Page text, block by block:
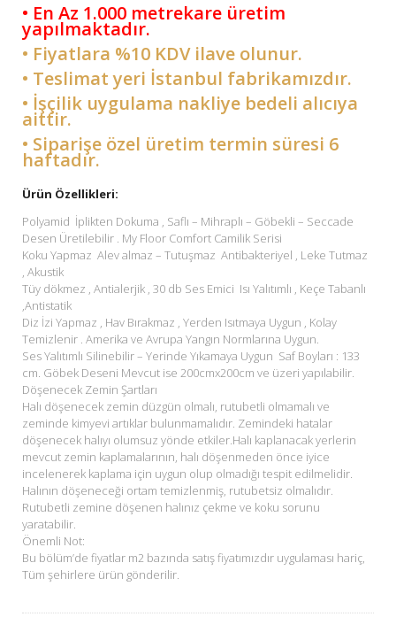
• En Az 1.000 metrekare üretim
yapılmaktadır.
• Fiyatlara %10 KDV ilave olunur.
• Teslimat yeri İstanbul fabrikamızdır.
• İşçilik uygulama nakliye bedeli alıcıya
aittir.
• Siparişe özel üretim termin süresi 6
haftadır.
Ürün Özellikleri:
Polyamid İplikten Dokuma , Saflı – Mihraplı – Göbekli – Seccade
Desen Üretilebilir . My Floor Comfort Camilik Serisi
Koku Yapmaz Alev almaz – Tutuşmaz Antibakteriyel , Leke Tutmaz
, Akustik
Tüy dökmez , Antialerjik , 30 db Ses Emici Isı Yalıtımlı , Keçe Tabanlı
,Antistatik
Diz İzi Yapmaz , Hav Bırakmaz , Yerden Isıtmaya Uygun , Kolay
Temizlenir . Amerika ve Avrupa Yangın Normlarına Uygun.
Ses Yalıtımlı Silinebilir – Yerinde Yıkamaya Uygun Saf Boyları : 133
cm. Göbek Deseni Mevcut ise 200cmx200cm ve üzeri yapılabilir.
Döşenecek Zemin Şartları
Halı döşenecek zemin düzgün olmalı, rutubetli olmamalı ve
zeminde kimyevi artıklar bulunmamalıdır. Zemindeki hatalar
döşenecek halıyı olumsuz yönde etkiler.Halı kaplanacak yerlerin
mevcut zemin kaplamalarının, halı döşenmeden önce iyice
incelenerek kaplama için uygun olup olmadığı tespit edilmelidir.
Halının döşeneceği ortam temizlenmiş, rutubetsiz olmalıdır.
Rutubetli zemine döşenen halınız çekme ve koku sorunu
yaratabilir.
Önemli Not:
Bu bölüm’de fiyatlar m2 bazında satış fiyatımızdır uygulaması hariç,
Tüm şehirlere ürün gönderilir.